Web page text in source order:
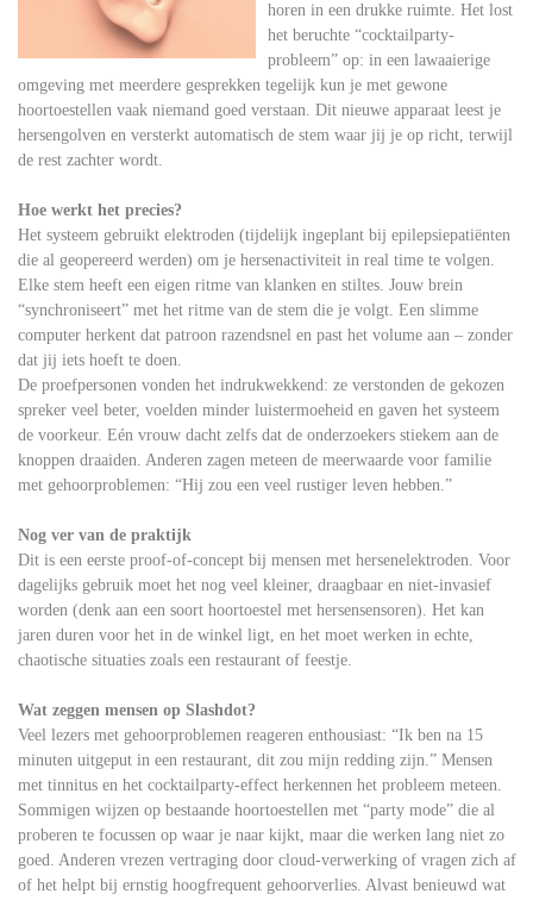
horen in een drukke ruimte. Het lost
het beruchte “cocktailparty-
probleem” op: in een lawaaierige
omgeving met meerdere gesprekken tegelijk kun je met gewone
hoortoestellen vaak niemand goed verstaan. Dit nieuwe apparaat leest je
hersengolven en versterkt automatisch de stem waar jij je op richt, terwijl
de rest zachter wordt.
Hoe werkt het precies?
Het systeem gebruikt elektroden (tijdelijk ingeplant bij epilepsiepatiënten
die al geopereerd werden) om je hersenactiviteit in real time te volgen.
Elke stem heeft een eigen ritme van klanken en stiltes. Jouw brein
“synchroniseert” met het ritme van de stem die je volgt. Een slimme
computer herkent dat patroon razendsnel en past het volume aan – zonder
dat jij iets hoeft te doen.
De proefpersonen vonden het indrukwekkend: ze verstonden de gekozen
spreker veel beter, voelden minder luistermoeheid en gaven het systeem
de voorkeur. Eén vrouw dacht zelfs dat de onderzoekers stiekem aan de
knoppen draaiden. Anderen zagen meteen de meerwaarde voor familie
met gehoorproblemen: “Hij zou een veel rustiger leven hebben.”
Nog ver van de praktijk
Dit is een eerste proof-of-concept bij mensen met hersenelektroden. Voor
dagelijks gebruik moet het nog veel kleiner, draagbaar en niet-invasief
worden (denk aan een soort hoortoestel met hersensensoren). Het kan
jaren duren voor het in de winkel ligt, en het moet werken in echte,
chaotische situaties zoals een restaurant of feestje.
Wat zeggen mensen op Slashdot?
Veel lezers met gehoorproblemen reageren enthousiast: “Ik ben na 15
minuten uitgeput in een restaurant, dit zou mijn redding zijn.” Mensen
met tinnitus en het cocktailparty-effect herkennen het probleem meteen.
Sommigen wijzen op bestaande hoortoestellen met “party mode” die al
proberen te focussen op waar je naar kijkt, maar die werken lang niet zo
goed. Anderen vrezen vertraging door cloud-verwerking of vragen zich af
of het helpt bij ernstig hoogfrequent gehoorverlies. Alvast benieuwd wat